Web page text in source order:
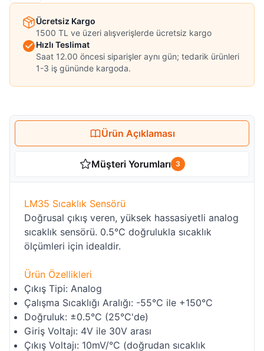
Ücretsiz Kargo
1500 TL ve üzeri alışverişlerde ücretsiz kargo
Hızlı Teslimat
Saat 12.00 öncesi siparişler aynı gün; tedarik ürünleri
1-3 iş gününde kargoda.
Ürün Açıklaması
Müşteri Yorumları 3
LM35 Sıcaklık Sensörü
Doğrusal çıkış veren, yüksek hassasiyetli analog
sıcaklık sensörü. 0.5°C doğrulukla sıcaklık
ölçümleri için idealdir.
Ürün Özellikleri
Çıkış Tipi: Analog
Çalışma Sıcaklığı Aralığı: -55°C ile +150°C
Doğruluk: ±0.5°C (25°C'de)
Giriş Voltajı: 4V ile 30V arası
Çıkış Voltajı: 10mV/°C (doğrudan sıcaklık